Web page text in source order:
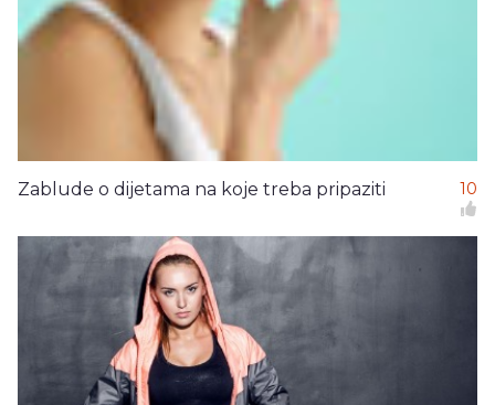
Zablude o dijetama na koje treba pripaziti 10